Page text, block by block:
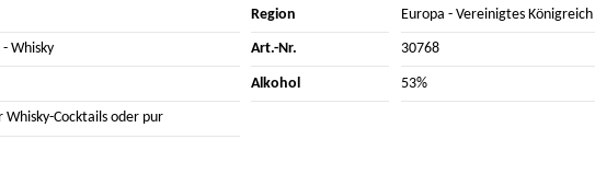
Region Europa - Vereinigtes Königreich
- Whisky Art.-Nr. 30768
Alkohol 53%
Whisky-Cocktails oder pur